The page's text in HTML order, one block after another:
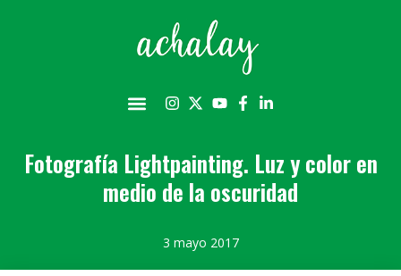
Fotografía Lightpainting. Luz y color en
medio de la oscuridad
3 mayo 2017